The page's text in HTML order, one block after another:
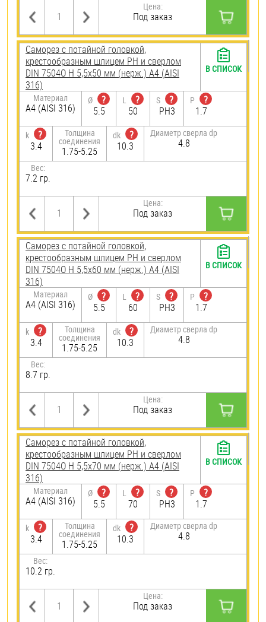
Цена:
Под заказ
Саморез с потайной головкой,
крестообразным шлицем PH и сверлом
DIN 7504O H 5,5х50 мм (нерж.) A4 (AISI
316)
Материал
A4 (AISI 316)
Ø
?
5.5
L
?
50
S
?
PH3
P
?
1.7
k
?
3.4
Толщина
соединения
1.75-5.25
dk
?
10.3
Диаметр сверла dp
4.8
Вес:
7.2 гр.
Цена:
Под заказ
В СПИСОК
Саморез с потайной головкой,
крестообразным шлицем PH и сверлом
DIN 7504O H 5,5х60 мм (нерж.) A4 (AISI
316)
Материал
A4 (AISI 316)
Ø
?
5.5
L
?
60
S
?
PH3
P
?
1.7
k
?
3.4
Толщина
соединения
1.75-5.25
dk
?
10.3
Диаметр сверла dp
4.8
Вес:
8.7 гр.
Цена:
Под заказ
В СПИСОК
Саморез с потайной головкой,
крестообразным шлицем PH и сверлом
DIN 7504O H 5,5х70 мм (нерж.) A4 (AISI
316)
Материал
A4 (AISI 316)
Ø
?
5.5
L
?
70
S
?
PH3
P
?
1.7
k
?
3.4
Толщина
соединения
1.75-5.25
dk
?
10.3
Диаметр сверла dp
4.8
Вес:
10.2 гр.
Цена:
Под заказ
В СПИСОК